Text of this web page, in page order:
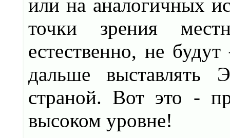
или на аналогичных
точки зрения
естественно, не
дальше выставлять
страной. Вот это -
высоком уровне!